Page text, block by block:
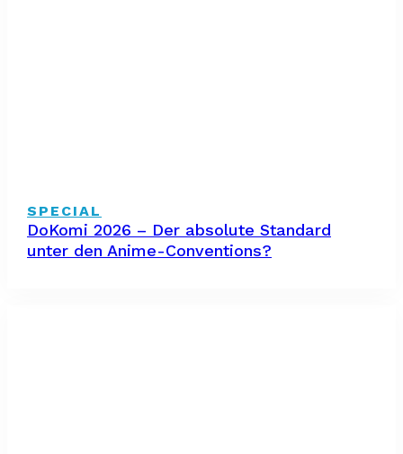
SPECIAL
DoKomi 2026 – Der absolute Standard
unter den Anime-Conventions?